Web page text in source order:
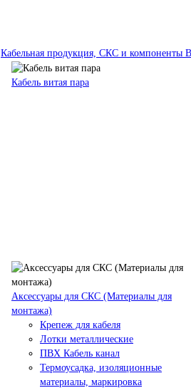
Кабельная продукция, СКС и компоненты
Кабель витая пара
Аксессуары для СКС (Материалы для
монтажа)
Крепеж для кабеля
Лотки металлические
ПВХ Кабель канал
Термоусадка, изоляционные
материалы, маркировка